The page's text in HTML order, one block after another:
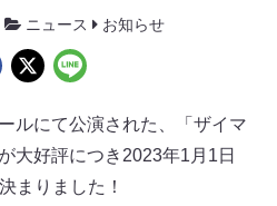
ニュース お知らせ
ルにて公演された、「ザイマ
大好評につき2023年1月1日
まりました！